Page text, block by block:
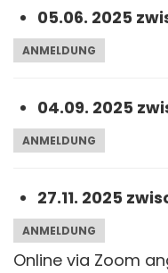
05.06. 2025
ANMELDUNG
04.09. 2025
ANMELDUNG
27.11. 2025
ANMELDUNG
Online via Zoom